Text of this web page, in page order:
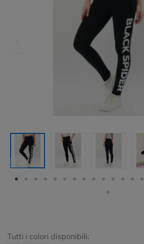
Tutti i colori disponibili: